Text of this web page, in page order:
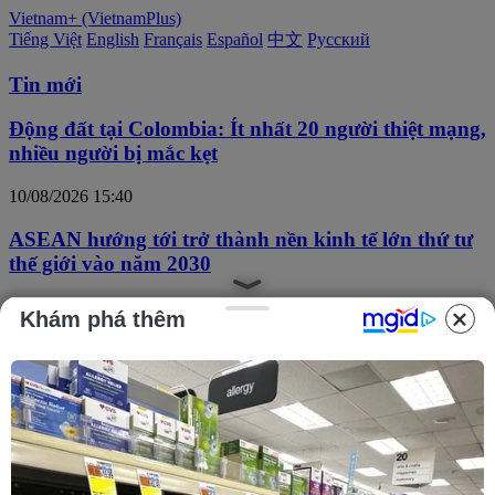
Vietnam+ (VietnamPlus)
Tiếng Việt English Français Español 中文 Русский
Tin mới
Động đất tại Colombia: Ít nhất 20 người thiệt mạng,
nhiều người bị mắc kẹt
10/08/2026 15:40
ASEAN hướng tới trở thành nền kinh tế lớn thứ tư
thế giới vào năm 2030
10/08/2026 15:31
với hồ đào Mỹ, Mexico
10/08/2026 15:26
Các hãng dược toàn cầu đổ hàng trăm tỷ USD để
mở rộng hoạt động tại Mỹ
Khám phá thêm